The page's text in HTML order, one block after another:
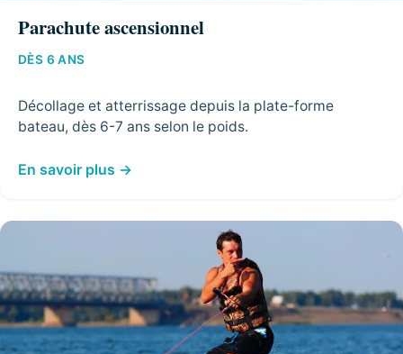
Parachute ascensionnel
DÈS 6 ANS
Décollage et atterrissage depuis la plate-forme
bateau, dès 6-7 ans selon le poids.
En savoir plus